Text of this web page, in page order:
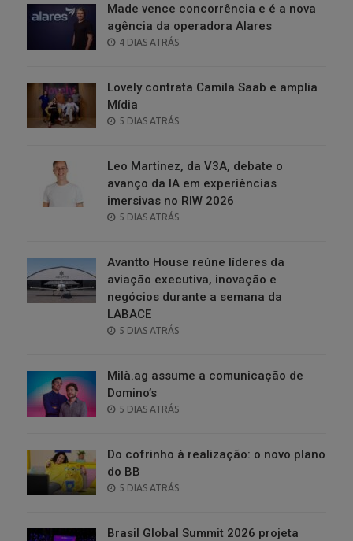
Made vence concorrência e é a nova
agência da operadora Alares
POSTED
4 DIAS ATRÁS
Lovely contrata Camila Saab e amplia
Mídia
POSTED
5 DIAS ATRÁS
Leo Martinez, da V3A, debate o
avanço da IA em experiências
imersivas no RIW 2026
POSTED
5 DIAS ATRÁS
Avantto House reúne líderes da
aviação executiva, inovação e
negócios durante a semana da
LABACE
POSTED
5 DIAS ATRÁS
Milà.ag assume a comunicação de
Domino’s
POSTED
5 DIAS ATRÁS
Do cofrinho à realização: o novo plano
do BB
POSTED
5 DIAS ATRÁS
Brasil Global Summit 2026 projeta